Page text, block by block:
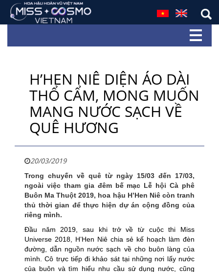
H’HEN NIÊ DIỆN ÁO DÀI
THỔ CẨM, MONG MUỐN
MANG NƯỚC SẠCH VỀ
QUÊ HƯƠNG
20/03/2019
Trong chuyến về quê từ ngày 15/03 đến 17/03,
ngoài việc tham gia đêm bế mạc Lễ hội Cà phê
Buôn Ma Thuột 2019, hoa hậu H’Hen Niê còn tranh
thủ thời gian để thực hiện dự án cộng đồng của
riêng mình.
Đầu năm 2019, sau khi trở về từ cuộc thi Miss
Universe 2018, H’Hen Niê chia sẻ kế hoạch làm đèn
đường, dẫn nguồn nước sạch về cho buôn làng của
mình. Cô trực tiếp đi khảo sát tại những nơi lấy nước
của buôn và tìm hiểu nhu cầu sử dụng nước, cũng